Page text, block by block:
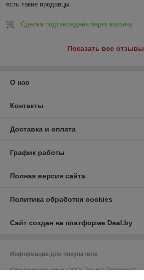
есть такие продавцы.
Сделка подтверждена через корзину
Показать все отзывы
О нас
Контакты
Доставка и оплата
График работы
Полная версия сайта
Политика обработки cookies
Сайт создан на платформе Deal.by
Информация для покупателя
Юридическое лицо:ООО "Прокат Петрович"